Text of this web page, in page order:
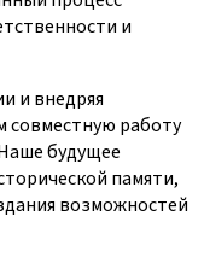
и
и внедряя
работу
будущее
памяти,
возможностей